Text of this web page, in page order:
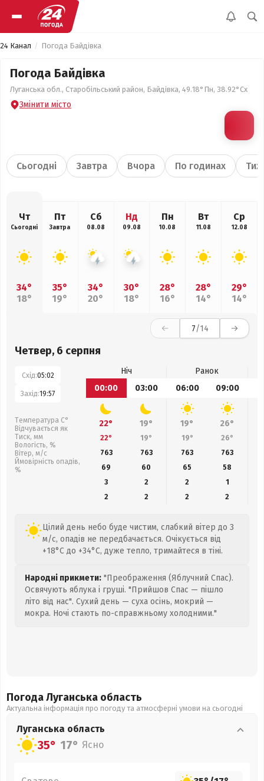
24 Канал Погода Байдівка
Погода Байдівка
Луганська обл., Старобільський район, Байдівка, 49.18°Пн, 38.92°Сх
Змінити місто
Сьогодні Завтра Вчора По годинах
Чт
Сьогодні
34°
18°
Пт
Завтра
35°
19°
Сб
08.08
34°
20°
Нд
09.08
30°
18°
Пн
10.08
28°
16°
Вт
11.08
28°
14°
Ср
12.08
29°
14°
7/14
Четвер, 6 серпня
Схід:05:02
Захід:19:57
Температура С°
Відчувається як
Тиск, мм
Вологість, %
Вітер, м/с
Ймовірність опадів,
%
Ніч
Ранок
00:00
03:00 06:00 09:00
22° 19° 19° 26°
22° 19° 19° 26°
763
763 763 763
69
60 65 58
3
2 2
1
2
2 2 2
Цілий день небо буде чистим, слабкий вітер до 3
м/с, опадів не передбачається. Очікується від
+18°C до +34°C, дуже тепло, тримайтеся в тіні.
Народні прикмети: "Преображення (Яблучний Спас).
Освячують яблука і груші. "Прийшов Спас — пішло
літо від нас". Сухий день — суха осінь, мокрий —
мокра. Ночі стають по-справжньому холодними."
Погода Луганська область
Актуальна інформація про погоду та атмосферні умови на сьогодні
Луганська область
35° 17° Ясно